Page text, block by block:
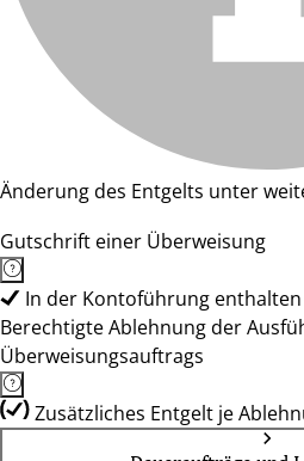
Änderung des Entgelts unter
Gutschrift einer Überweisung
In der Kontoführung enthalten
Berechtigte Ablehnung der
Überweisungsauftrags
Zusätzliches Entgelt je